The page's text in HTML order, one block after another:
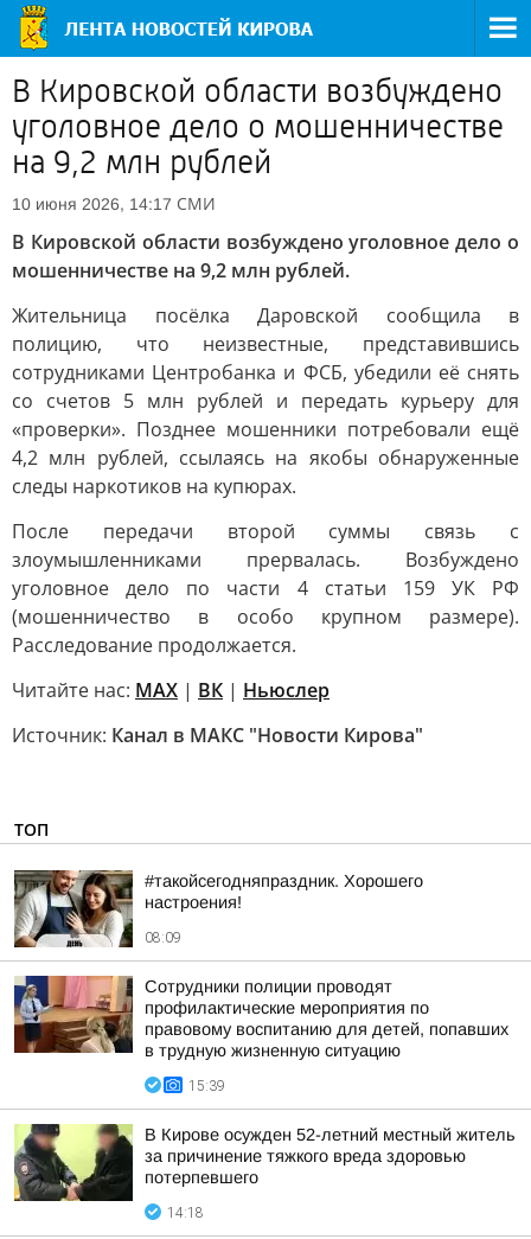
В Кировской области возбуждено
уголовное дело о мошенничестве
на 9,2 млн рублей
10 июня 2026, 14:17 СМИ
В Кировской области возбуждено уголовное дело о
мошенничестве на 9,2 млн рублей.
Жительница посёлка Даровской сообщила в
полицию, что неизвестные, представившись
сотрудниками Центробанка и ФСБ, убедили её снять
со счетов 5 млн рублей и передать курьеру для
«проверки». Позднее мошенники потребовали ещё
4,2 млн рублей, ссылаясь на якобы обнаруженные
следы наркотиков на купюрах.
После передачи второй суммы связь с
злоумышленниками прервалась. Возбуждено
уголовное дело по части 4 статьи 159 УК РФ
(мошенничество в особо крупном размере).
Расследование продолжается.
Читайте нас: MAX | ВК | Ньюслер
Источник: Канал в МАКС "Новости Кирова"
ТОП
#такойсегодняпраздник. Хорошего
настроения!
08:09
Сотрудники полиции проводят
профилактические мероприятия по
правовому воспитанию для детей, попавших
в трудную жизненную ситуацию
15:39
В Кирове осужден 52-летний местный житель
за причинение тяжкого вреда здоровью
потерпевшего
14:18